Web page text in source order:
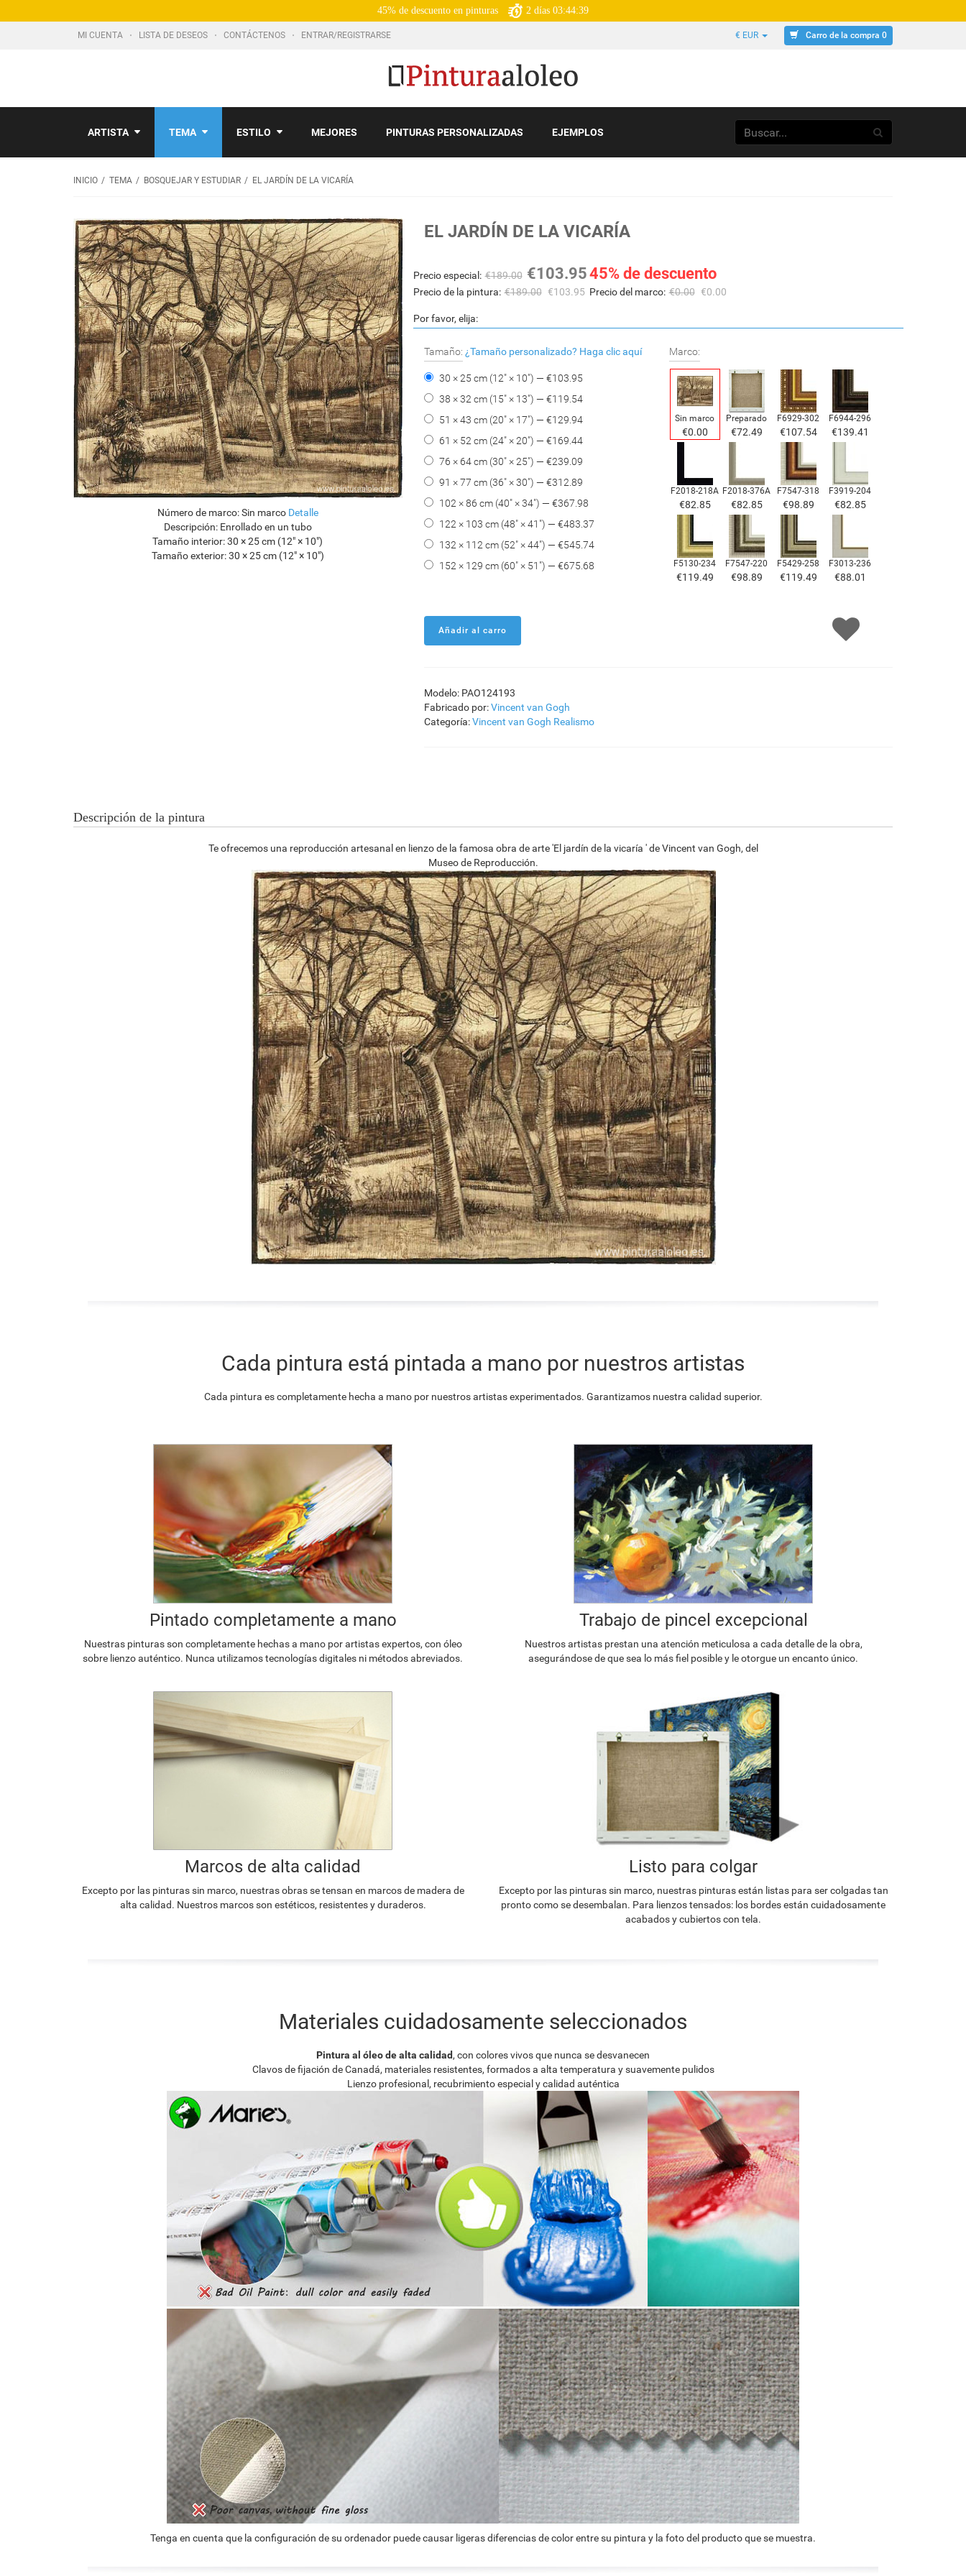
45% de descuento en pinturas 2 días 03:44:38
MI CUENTA LISTA DE DESEOS CONTÁCTENOS ENTRAR/REGISTRARSE € EUR Carro de la compra 0
ARTISTA TEMA ESTILO MEJORES PINTURAS PERSONALIZADAS EJEMPLOS
INICIO TEMA BOSQUEJAR Y ESTUDIAR EL JARDÍN DE LA VICARÍA
Número de marco: Sin marco Detalle
Descripción: Enrollado en un tubo
Tamaño interior: 30 × 25 cm (12" × 10")
Tamaño exterior: 30 × 25 cm (12" × 10")
EL JARDÍN DE LA VICARÍA
Precio especial: €189.00 €103.9545% de descuento
Precio de la pintura: €189.00 €103.95 Precio del marco: €0.00 €0.00
Por favor, elija:
Tamaño: ¿Tamaño personalizado? Haga clic aquí
30 × 25 cm (12" × 10") — €103.95
38 × 32 cm (15" × 13") — €119.54
51 × 43 cm (20" × 17") — €129.94
61 × 52 cm (24" × 20") — €169.44
76 × 64 cm (30" × 25") — €239.09
91 × 77 cm (36" × 30") — €312.89
102 × 86 cm (40" × 34") — €367.98
122 × 103 cm (48" × 41") — €483.37
132 × 112 cm (52" × 44") — €545.74
152 × 129 cm (60" × 51") — €675.68
Marco:
Sin marco
€0.00
Preparado
€72.49
F6929-302
€107.54
F6944-296
€139.41
F2018-218A
€82.85
F2018-376A
€82.85
F7547-318
€98.89
F3919-204
€82.85
F5130-234
€119.49
F7547-220
€98.89
F5429-258
€119.49
F3013-236
€88.01
F7034-298
F2833-204
€98.78
Modelo: PAO124193
Fabricado por:Vincent van Gogh
Categoría:Vincent van Gogh Realismo
Descripción de la pintura
Te ofrecemos una reproducción artesanal en lienzo de la famosa obra de arte 'El jardín de la vicaría ' de Vincent van Gogh, del
Museo de Reproducción.
Cada pintura está pintada a mano por nuestros artistas
Cada pintura es completamente hecha a mano por nuestros artistas experimentados. Garantizamos nuestra calidad superior.
Pintado completamente a mano
Nuestras pinturas son completamente hechas a mano por artistas expertos, con óleo
sobre lienzo auténtico. Nunca utilizamos tecnologías digitales ni métodos abreviados.
Trabajo de pincel excepcional
Nuestros artistas prestan una atención meticulosa a cada detalle de la obra,
asegurándose de que sea lo más fiel posible y le otorgue un encanto único.
Marcos de alta calidad
Excepto por las pinturas sin marco, nuestras obras se tensan en marcos de madera de
alta calidad. Nuestros marcos son estéticos, resistentes y duraderos.
Listo para colgar
Excepto por las pinturas sin marco, nuestras pinturas están listas para ser colgadas tan
pronto como se desembalan. Para lienzos tensados: los bordes están cuidadosamente
acabados y cubiertos con tela.
Materiales cuidadosamente seleccionados
Pintura al óleo de alta calidad, con colores vivos que nunca se desvanecen
Clavos de fijación de Canadá, materiales resistentes, formados a alta temperatura y suavemente pulidos
Lienzo profesional, recubrimiento especial y calidad auténtica
Tenga en cuenta que la configuración de su ordenador puede causar ligeras diferencias de color entre su pintura y la foto del producto que se muestra.